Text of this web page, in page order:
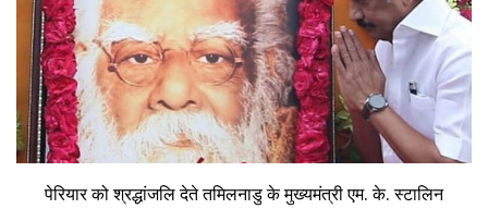
पेरियार को श्रद्धांजलि देते तमिलनाडु के मुख्यमंत्री एम. के. स्टालिन